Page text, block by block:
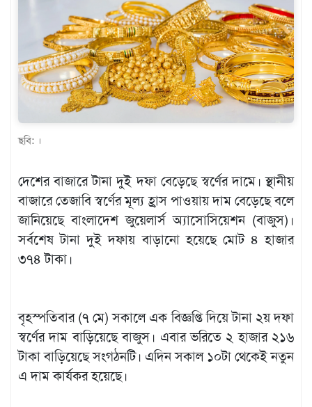
বিনোদন
এক্সক্লুসিভ
শিক্ষাঙ্গন
অর্থনীতি
মতামত
লাইফস্টাইল
ছবি: ।
দেশের বাজারে টানা দুই দফা বেড়েছে স্বর্ণের দামে। স্থানীয়
বাজারে তেজাবি স্বর্ণের মূল্য হ্রাস পাওয়ায় দাম বেড়েছে বলে
জানিয়েছে বাংলাদেশ জুয়েলার্স অ্যাসোসিয়েশন (বাজুস)।
সর্বশেষ টানা দুই দফায় বাড়ানো হয়েছে মোট ৪ হাজার
৩৭৪ টাকা।
বৃহস্পতিবার (৭ মে) সকালে এক বিজ্ঞপ্তি দিয়ে টানা ২য় দফা
স্বর্ণের দাম বাড়িয়েছে বাজুস। এবার ভরিতে ২ হাজার ২১৬
টাকা বাড়িয়েছে সংগঠনটি। এদিন সকাল ১০টা থেকেই নতুন
এ দাম কার্যকর হয়েছে।